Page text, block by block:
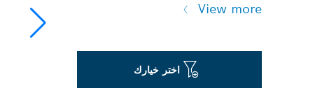
View more
اختر خيارك